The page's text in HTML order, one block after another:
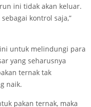
ini tidak akan keluar.
kontrol saja,”
untuk melindungi para
yang seharusnya
ternak tak
naik.
pakan ternak, maka